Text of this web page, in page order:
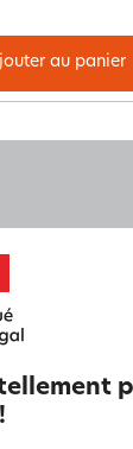
au panier